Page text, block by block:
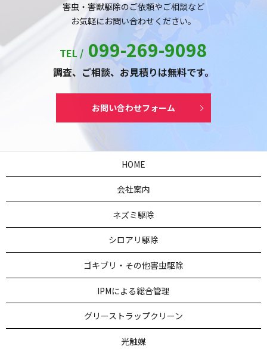
害虫・害獣駆除のご依頼やご相談など
お気軽にお問い合わせください。
TEL / 099-269-9098
調査、ご相談、お見積りは無料です。
お問い合わせフォーム
HOME
会社案内
ネズミ駆除
シロアリ駆除
ゴキブリ・その他害虫駆除
IPMによる総合管理
グリーストラップクリーン
光触媒